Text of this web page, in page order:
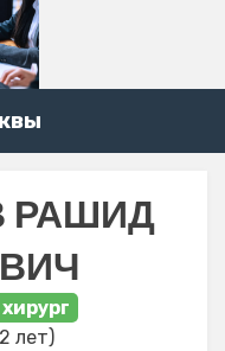
РАШИД
лет)